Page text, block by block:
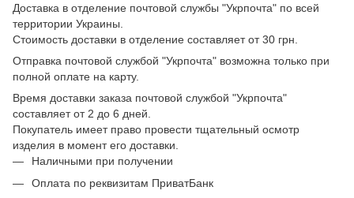
Доставка в отделение почтовой службы "Укрпочта" по всей
территории Украины.
Стоимость доставки в отделение составляет от 30 грн.
Отправка почтовой службой "Укрпочта" возможна только при
полной оплате на карту.
Время доставки заказа почтовой службой "Укрпочта"
составляет от 2 до 6 дней.
Покупатель имеет право провести тщательный осмотр
изделия в момент его доставки.
Наличными при получении
Оплата по реквизитам ПриватБанк